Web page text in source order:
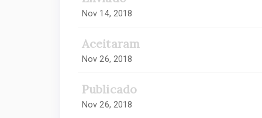
Nov 14, 2018
Aceitaram
Nov 26, 2018
Publicado
Nov 26, 2018